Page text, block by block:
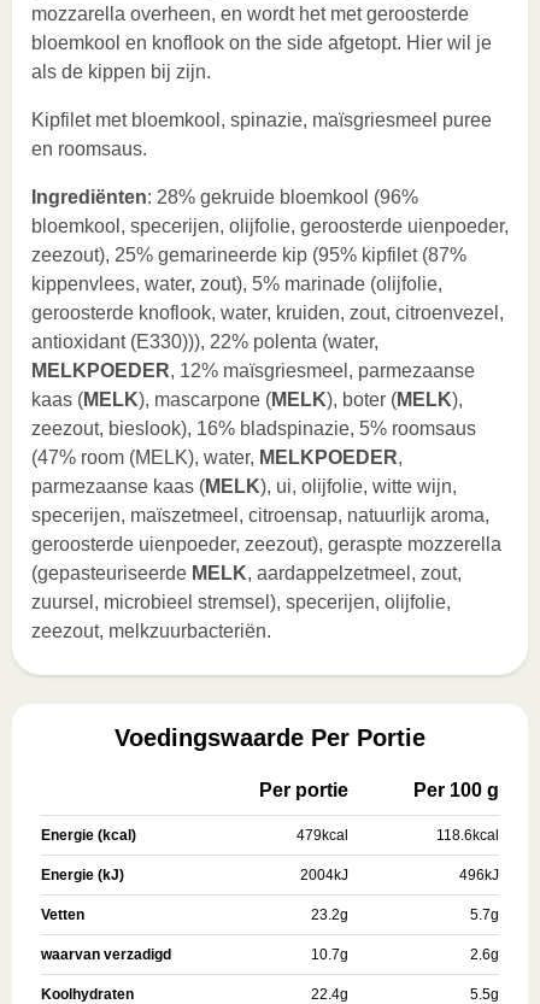
mozzarella overheen, en wordt het met geroosterde
bloemkool en knoflook on the side afgetopt. Hier wil je
als de kippen bij zijn.
Kipfilet met bloemkool, spinazie, maïsgriesmeel puree
en roomsaus.
Ingrediënten: 28% gekruide bloemkool (96%
bloemkool, specerijen, olijfolie, geroosterde uienpoeder,
zeezout), 25% gemarineerde kip (95% kipfilet (87%
kippenvlees, water, zout), 5% marinade (olijfolie,
geroosterde knoflook, water, kruiden, zout, citroenvezel,
antioxidant (E330))), 22% polenta (water,
MELKPOEDER, 12% maïsgriesmeel, parmezaanse
kaas (MELK), mascarpone (MELK), boter (MELK),
zeezout, bieslook), 16% bladspinazie, 5% roomsaus
(47% room (MELK), water, MELKPOEDER,
parmezaanse kaas (MELK), ui, olijfolie, witte wijn,
specerijen, maïszetmeel, citroensap, natuurlijk aroma,
geroosterde uienpoeder, zeezout), geraspte mozzerella
(gepasteuriseerde MELK, aardappelzetmeel, zout,
zuursel, microbieel stremsel), specerijen, olijfolie,
zeezout, melkzuurbacteriën.
Voedingswaarde Per Portie
Per portie Per 100 g
Energie (kcal) 479kcal 118.6kcal
Energie (kJ) 2004kJ 496kJ
Vetten 23.2g 5.7g
waarvan verzadigd 10.7g 2.6g
Koolhydraten 22.4g 5.5g